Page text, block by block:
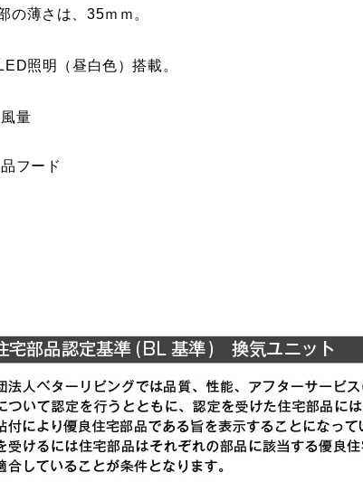
7565 SI ¥11,110（税抜価格 ￥10,100）
7565 SBK
7665 BK
7665 W
7665 SI
の薄さは、35ｍｍ。
照明（昼白色）搭載。
量
フード